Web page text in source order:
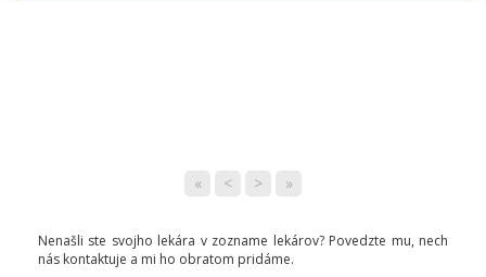
« < > »
Nenašli ste svojho lekára v zozname lekárov? Povedzte mu, nech
nás kontaktuje a mi ho obratom pridáme.